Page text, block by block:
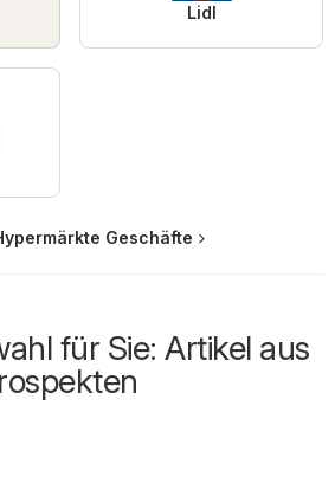
Lidl
Geschäfte
für Sie: Artikel aus